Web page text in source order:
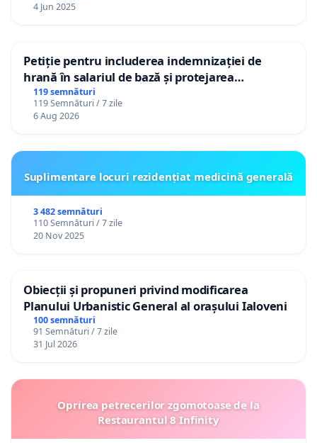
4 Jun 2025
Petiție pentru includerea indemnizației de
hrană în salariul de bază și protejarea
gradațiilor de vechime pentru asistenții
personali
119 semnături
119 Semnături / 7 zile
6 Aug 2026
Suplimentare locuri rezidențiat medicină generală
3 482 semnături
110 Semnături / 7 zile
20 Nov 2025
Obiecții și propuneri privind modificarea
Planului Urbanistic General al orașului Ialoveni
100 semnături
91 Semnături / 7 zile
31 Jul 2026
Oprirea petrecerilor zgomotoase de la
Restaurantul 8 Infinity